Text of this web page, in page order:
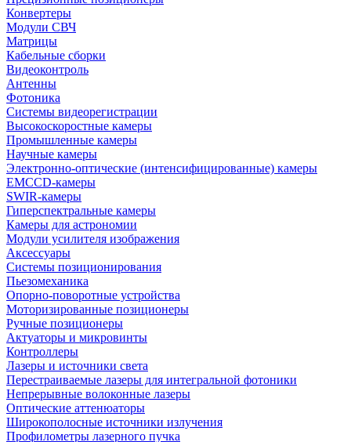
Конвертеры
Модули СВЧ
Матрицы
Кабельные сборки
Видеоконтроль
Антенны
Фотоника
Cистемы видеорегистрации
Высокоскоростные камеры
Промышленные камеры
Научные камеры
Электронно-оптические (интенсифицированные) камеры
EMCCD-камеры
SWIR-камеры
Гиперспектральные камеры
Камеры для астрономии
Модули усилителя изображения
Аксессуары
Системы позиционирования
Пьезомеханика
Опорно-поворотные устройства
Моторизированные позиционеры
Ручные позиционеры
Актуаторы и микровинты
Контроллеры
Лазеры и источники света
Перестраиваемые лазеры для интегральной фотоники
Непрерывные волоконные лазеры
Оптические аттенюаторы
Широкополосные источники излучения
Профилометры лазерного пучка